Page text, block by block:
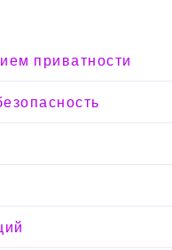
приватности